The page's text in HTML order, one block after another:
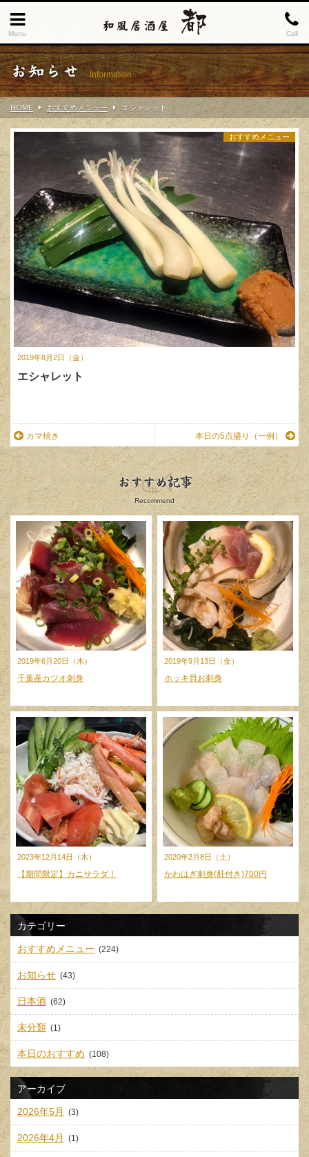
Menu Call
お知らせ Information
HOME おすすめメニュー エシャレット
2019年8月2日（金）
おすすめメニュー
エシャレット
カマ焼き 本日の5点盛り（一例）
おすすめ記事
Recommend
2019年6月20日（木）
千葉産カツオ刺身
2019年9月13日（金）
ホッキ貝お刺身
2023年12月14日（木）
【期間限定】カニサラダ！
2020年2月8日（土）
かわはぎ刺身(肝付き)700円
カテゴリー
おすすめメニュー (224)
お知らせ (43)
日本酒 (62)
未分類 (1)
本日のおすすめ (108)
アーカイブ
2026年5月 (3)
2026年4月 (1)